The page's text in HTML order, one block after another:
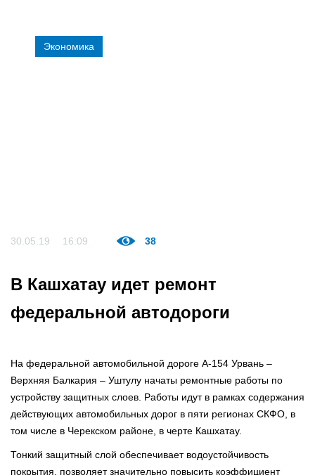
Экономика
30.05.19 16:09 38
В Кашхатау идет ремонт
федеральной автодороги
На федеральной автомобильной дороге А-154 Урвань –
Верхняя Балкария – Уштулу начаты ремонтные работы по
устройству защитных слоев. Работы идут в рамках содержания
действующих автомобильных дорог в пяти регионах СКФО, в
том числе в Черекском районе, в черте Кашхатау.
Тонкий защитный слой обеспечивает водоустойчивость
покрытия, позволяет значительно повысить коэффициент